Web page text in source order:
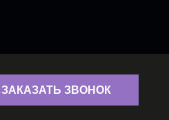
ЗАКАЗАТЬ ЗВОНОК